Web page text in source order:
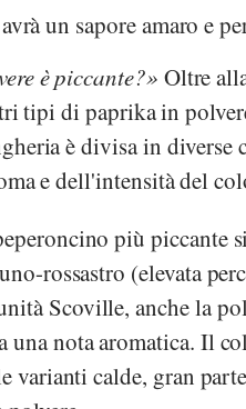
un sapore amaro e
è piccante?
Oltre
tipi di paprika in
è divisa in diverse
e dell'intensità del
più piccante
rossastro (elevata
Scoville, anche la
una nota aromatica. Il
varianti calde, gran